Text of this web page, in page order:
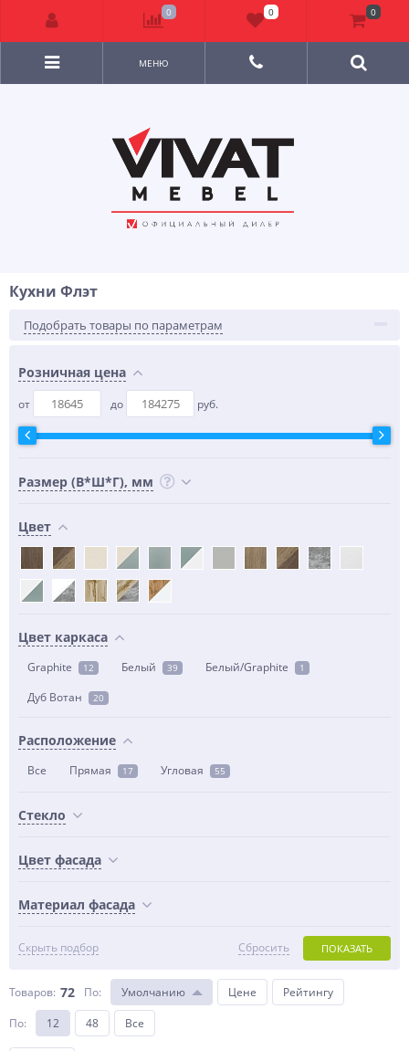
МЕНЮ
Кухни Флэт
Подобрать товары по параметрам
Розничная цена
от до руб.
Размер (В*Ш*Г), мм
Цвет
Цвет каркаса
Graphite 12 Белый 39 Белый/Graphite 1
Дуб Вотан 20
Расположение
Все Прямая 17 Угловая 55
Стекло
Цвет фасада
Материал фасада
Скрыть подбор ПОКАЗАТЬ
Сбросить
Товаров: 72 По: Умолчанию Цене
Рейтингу
По: 12 48 Все
0 0 0